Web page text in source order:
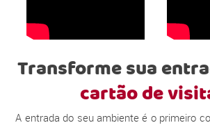
Transforme sua
cartão de
A entrada do seu ambiente é o primeiro